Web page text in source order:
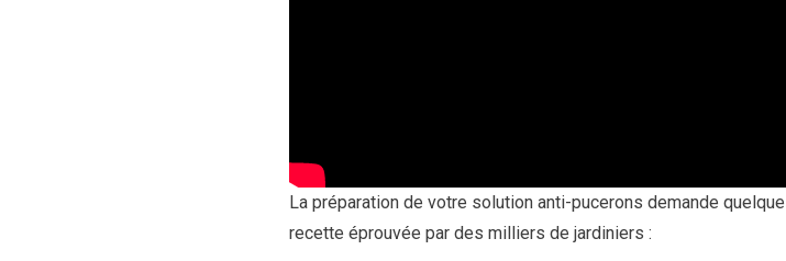
La préparation de votre solution anti-pucerons demande
recette éprouvée par des milliers de jardiniers :